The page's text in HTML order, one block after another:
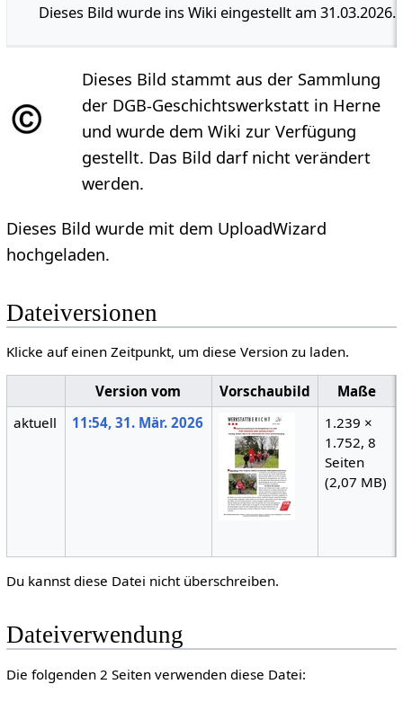
Dieses Bild wurde ins Wiki eingestellt am 31.03.2026.
Dieses Bild stammt aus der Sammlung
der DGB-Geschichtswerkstatt in Herne
und wurde dem Wiki zur Verfügung
gestellt. Das Bild darf nicht verändert
werden.
Dieses Bild wurde mit dem UploadWizard
hochgeladen.
Dateiversionen
Klicke auf einen Zeitpunkt, um diese Version zu laden.
Version vom Vorschaubild
Maße
aktuell
11:54, 31. Mär. 2026
1.239 ×
1.752, 8
Seiten
(2,07 MB)
Du kannst diese Datei nicht überschreiben.
Dateiverwendung
Die folgenden 2 Seiten verwenden diese Datei: